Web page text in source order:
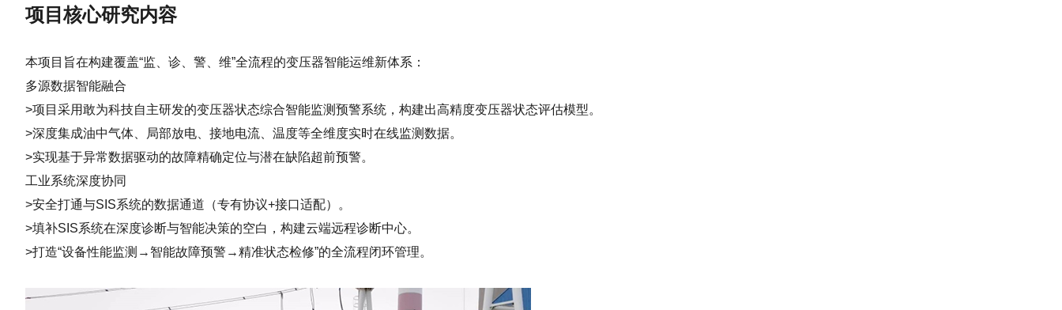
项目核心研究内容
本项目旨在构建覆盖“监、诊、警、维”全流程的变压器智能运维新体系：
多源数据智能融合
>项目采用敢为科技自主研发的变压器状态综合智能监测预警系统，构建出高精度变压器状态评估模型。
>深度集成油中气体、局部放电、接地电流、温度等全维度实时在线监测数据。
>实现基于异常数据驱动的故障精确定位与潜在缺陷超前预警。
工业系统深度协同
>安全打通与SIS系统的数据通道（专有协议+接口适配）。
>填补SIS系统在深度诊断与智能决策的空白，构建云端远程诊断中心。
>打造“设备性能监测→智能故障预警→精准状态检修”的全流程闭环管理。